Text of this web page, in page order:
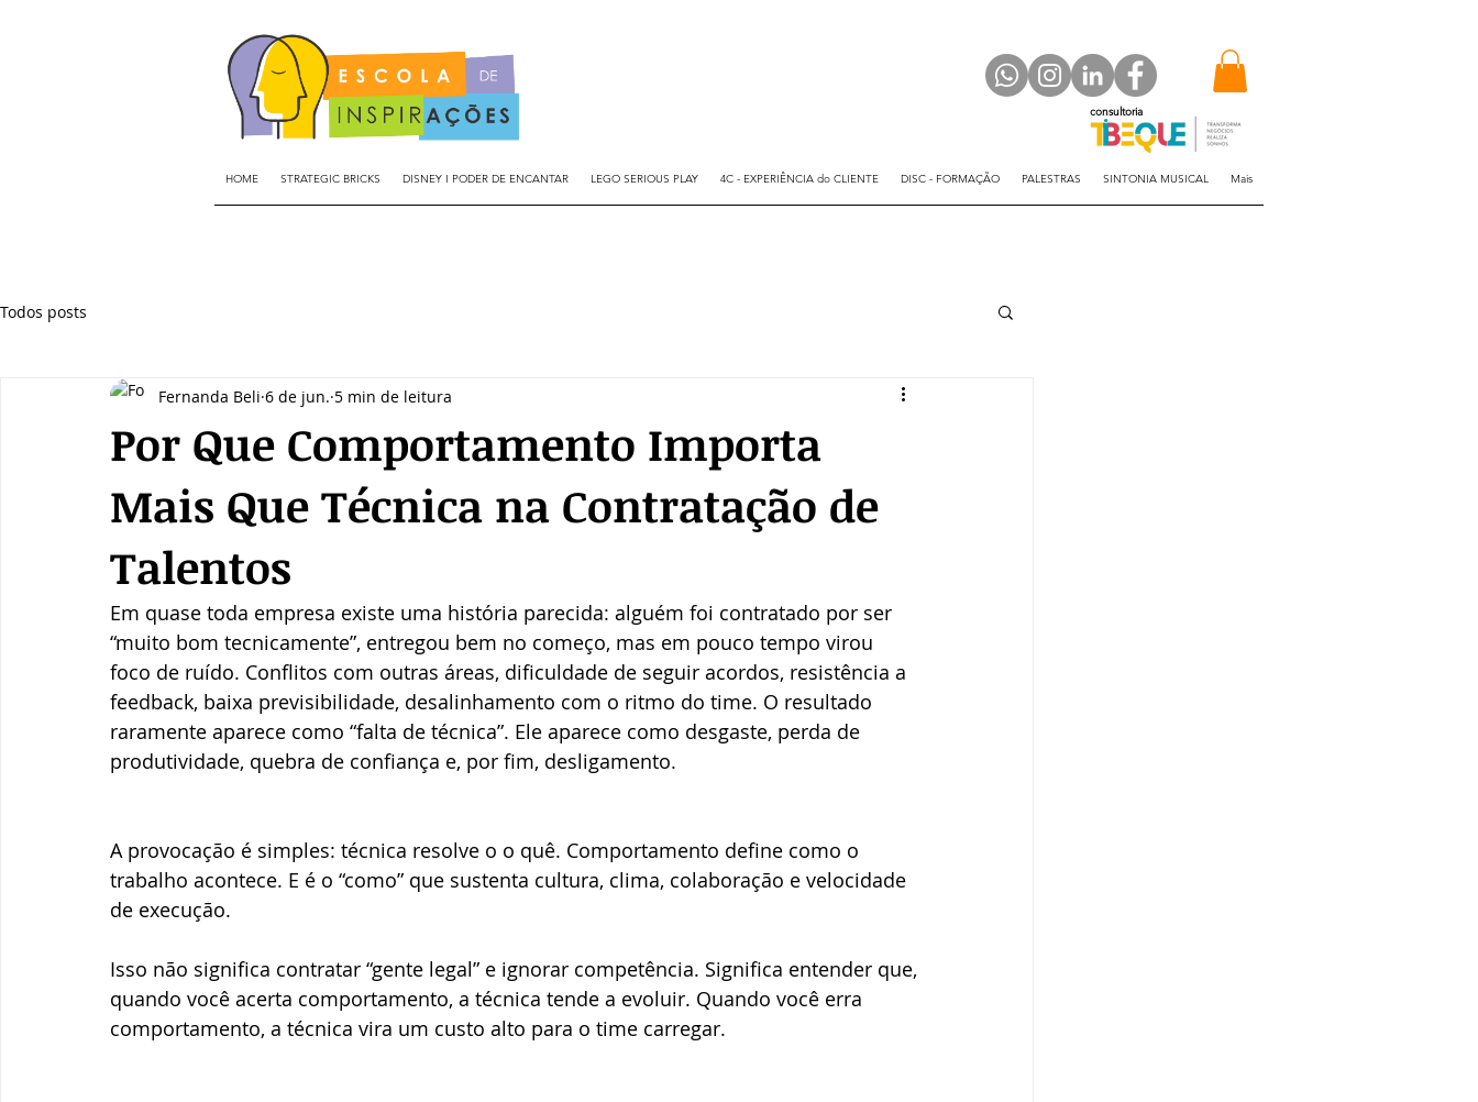
HOME STRATEGIC BRICKS DISNEY I PODER DE ENCANTAR LEGO SERIOUS PLAY 4C - EXPERIÊNCIA do CLIENTE DISC - FORMAÇÃO PALESTRAS SINTONIA MUSICAL Mais
consultoria
Todos posts
Por Que Comportamento Importa
Mais Que Técnica na Contratação de
Talentos
Fernanda Beli 6 de jun. 5 min de leitura
Em quase toda empresa existe uma história parecida: alguém foi contratado por ser
“muito bom tecnicamente”, entregou bem no começo, mas em pouco tempo virou
foco de ruído. Conflitos com outras áreas, dificuldade de seguir acordos, resistência a
feedback, baixa previsibilidade, desalinhamento com o ritmo do time. O resultado
raramente aparece como “falta de técnica”. Ele aparece como desgaste, perda de
produtividade, quebra de confiança e, por fim, desligamento.
A provocação é simples: técnica resolve o o quê. Comportamento define como o
trabalho acontece. E é o “como” que sustenta cultura, clima, colaboração e velocidade
de execução.
Isso não significa contratar “gente legal” e ignorar competência. Significa entender que,
quando você acerta comportamento, a técnica tende a evoluir. Quando você erra
comportamento, a técnica vira um custo alto para o time carregar.